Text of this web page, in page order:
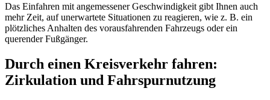
Das Einfahren mit angemessener Geschwindigkeit gibt Ihnen auch
mehr Zeit, auf unerwartete Situationen zu reagieren, wie z. B. ein
plötzliches Anhalten des vorausfahrenden Fahrzeugs oder ein
querender Fußgänger.
Durch einen Kreisverkehr fahren:
Zirkulation und Fahrspurnutzung